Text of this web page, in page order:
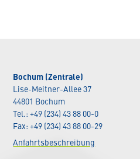
Bochum (Zentrale)
Lise-Meitner-Allee 37
44801 Bochum
Tel.: +49 (234) 43 88 00-0
Fax: +49 (234) 43 88 00-29
Anfahrtsbeschreibung